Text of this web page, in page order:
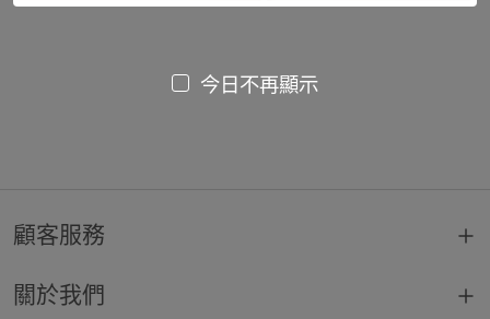
顧客服務
關於我們
今日不再顯示